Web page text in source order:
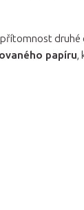
přítomnost
papíru,